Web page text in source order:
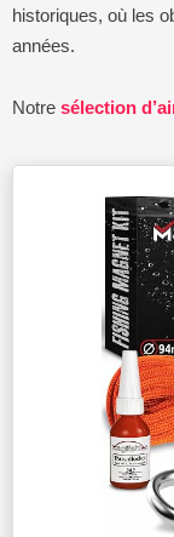
historiques, où les
années.
Notre sélection